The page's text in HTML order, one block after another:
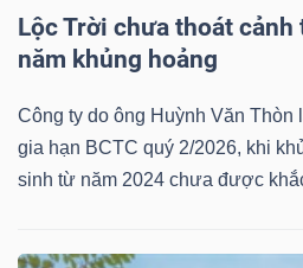
Lộc Trời chưa thoát cảnh
năm khủng hoảng
Công ty do ông Huỳnh Văn Thòn
gia hạn BCTC quý 2/2026, khi
sinh từ năm 2024 chưa được
Dịch
vụ
Đào